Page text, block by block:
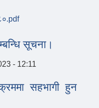
सूचना।
- 12:11
सहभागी हुन